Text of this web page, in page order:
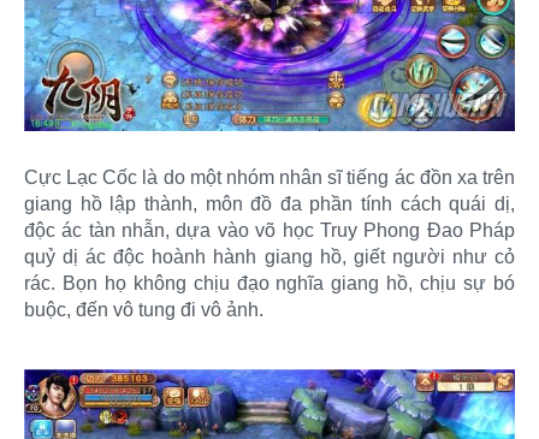
Cực Lạc Cốc là do một nhóm nhân sĩ tiếng ác đồn xa trên
giang hồ lập thành, môn đồ đa phần tính cách quái dị,
độc ác tàn nhẫn, dựa vào võ học Truy Phong Đao Pháp
quỷ dị ác độc hoành hành giang hồ, giết người như cỏ
rác. Bọn họ không chịu đạo nghĩa giang hồ, chịu sự bó
buộc, đến vô tung đi vô ảnh.